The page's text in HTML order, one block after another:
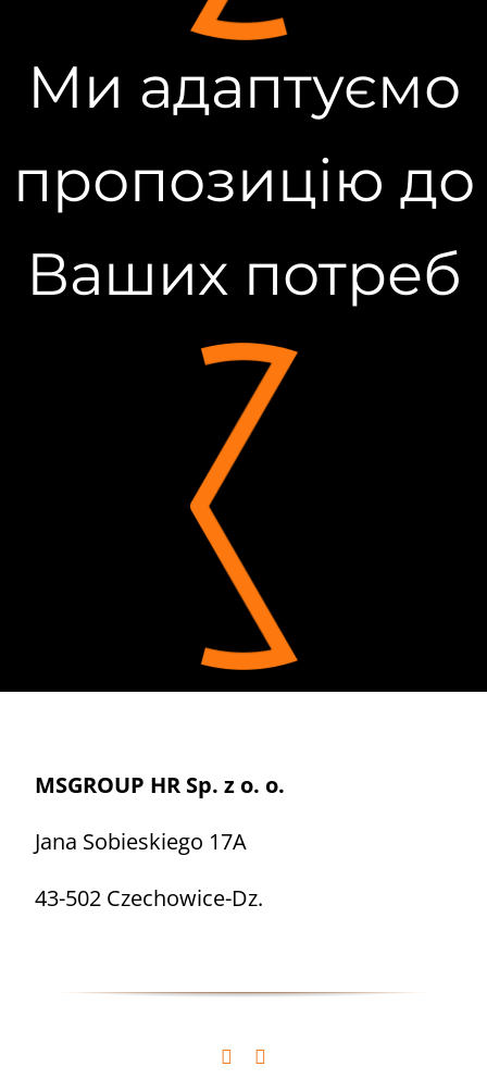
Ми адаптуємо
пропозицію до
Ваших потреб
MSGROUP HR Sp. z o. o.
Jana Sobieskiego 17A
43-502 Czechowice-Dz.